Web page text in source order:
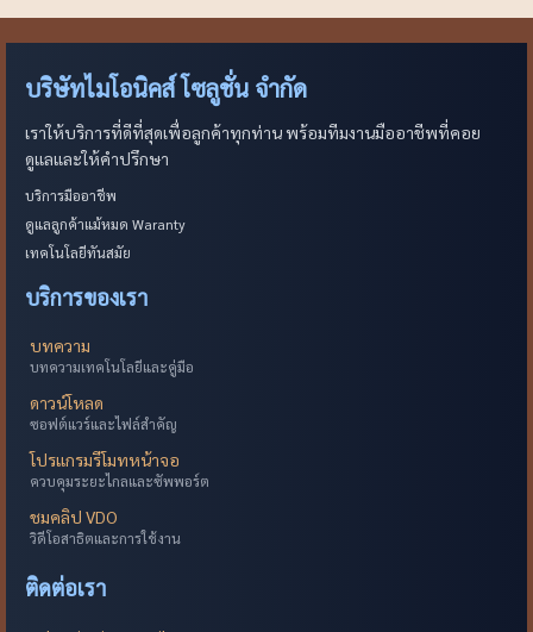
บริษัทไมโอนิคส์ โซลูชั่น จำกัด
เราให้บริการที่ดีที่สุดเพื่อลูกค้าทุกท่าน พร้อมทีมงานมืออาชีพที่คอย
ดูแลและให้คำปรึกษา
บริการมืออาชีพ
ดูแลลูกค้าแม้หมด Waranty
เทคโนโลยีทันสมัย
บริการของเรา
บทความ
บทความเทคโนโลยีและคู่มือ
ดาวน์โหลด
ซอฟต์แวร์และไฟล์สำคัญ
โปรแกรมรีโมทหน้าจอ
ควบคุมระยะไกลและซัพพอร์ต
ชมคลิป VDO
วิดีโอสาธิตและการใช้งาน
ติดต่อเรา